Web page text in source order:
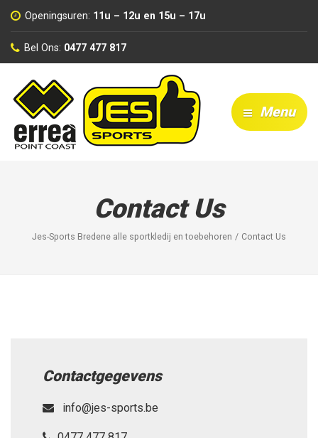
Openingsuren: 11u – 12u en 15u – 17u
Bel Ons: 0477 477 817
Menu
Contact Us
Jes-Sports Bredene alle sportkledij en toebehoren Contact Us
Contactgegevens
info@jes-sports.be